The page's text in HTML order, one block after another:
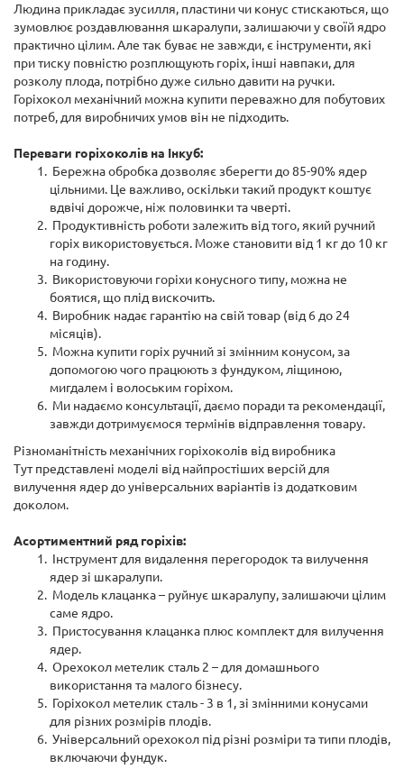
Людина прикладає зусилля, пластини чи конус стискаються, що
зумовлює роздавлювання шкаралупи, залишаючи у своїй ядро
практично цілим. Але так буває не завжди, є інструменти, які
при тиску повністю розплющують горіх, інші навпаки, для
розколу плода, потрібно дуже сильно давити на ручки.
Горіхокол механічний можна купити переважно для побутових
потреб, для виробничих умов він не підходить.
Переваги горіхоколів на Інкуб:
Бережна обробка дозволяє зберегти до 85-90% ядер
цільними. Це важливо, оскільки такий продукт коштує
вдвічі дорожче, ніж половинки та чверті.
Продуктивність роботи залежить від того, який ручний
горіх використовується. Може становити від 1 кг до 10 кг
на годину.
Використовуючи горіхи конусного типу, можна не
боятися, що плід вискочить.
Виробник надає гарантію на свій товар (від 6 до 24
місяців).
Можна купити горіх ручний зі змінним конусом, за
допомогою чого працюють з фундуком, ліщиною,
мигдалем і волоським горіхом.
Ми надаємо консультації, даємо поради та рекомендації,
завжди дотримуємося термінів відправлення товару.
Різноманітність механічних горіхоколів від виробника
Тут представлені моделі від найпростіших версій для
вилучення ядер до універсальних варіантів із додатковим
доколом.
Асортиментний ряд горіхів:
Інструмент для видалення перегородок та вилучення
ядер зі шкаралупи.
Модель клацанка – руйнує шкаралупу, залишаючи цілим
саме ядро.
Пристосування клацанка плюс комплект для вилучення
ядер.
Орехокол метелик сталь 2 – для домашнього
використання та малого бізнесу.
Горіхокол метелик сталь - 3 в 1, зі змінними конусами
для різних розмірів плодів.
Універсальний орехокол під різні розміри та типи плодів,
включаючи фундук.